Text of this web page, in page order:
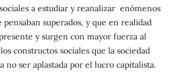
a estudiar y reanalizar enómenos
pensaban superados, y que en realidad
y surgen con mayor fuerza al
constructos sociales que la sociedad
no ser aplastada por el lucro capitalista.